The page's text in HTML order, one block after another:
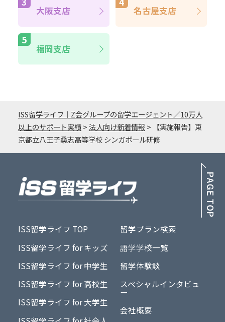
大阪支店 名古屋支店
福岡支店
ISS留学ライフ｜Z会グループの留学エージェント／10万人
以上のサポート実績>法人向け新着情報 >
【実施報告】東
京都立八王子桑志高等学校 シンガポール研修
ISS留学ライフ TOP
ISS留学ライフ for キッズ
ISS留学ライフ for 中学生
ISS留学ライフ for 高校生
ISS留学ライフ for 大学生
留学プラン検索
語学学校一覧
留学体験談
スペシャルインタビュ
ー
会社概要